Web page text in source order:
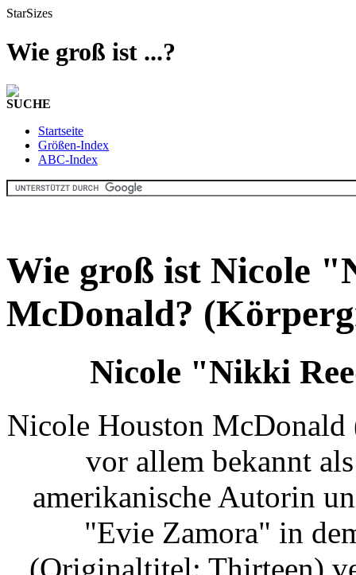
StarSizes
Wie groß ist ...?
SUCHE
Startseite
Größen-Index
ABC-Index
Wie groß ist Nicole
McDonald?
Nicole "Nikki
Nicole Houston
vor allem bekannt
amerikanische Autorin
"Evie Zamora" in
(Originaltitel: Thirteen)